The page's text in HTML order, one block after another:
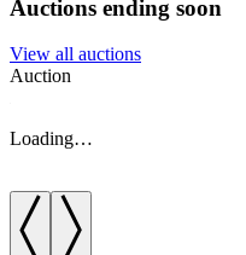
Auctions ending soon
View all auctions
Auction
Loading…